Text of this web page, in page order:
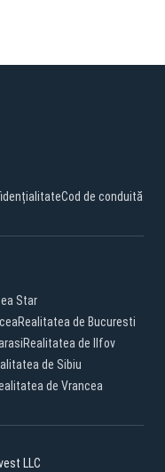
Cod de conduită
Star
Realitatea de Bucuresti
Realitatea de Ilfov
de Sibiu
de Vrancea
LLC